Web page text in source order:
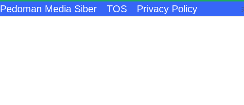
Pedoman Media Siber TOS Privacy Policy